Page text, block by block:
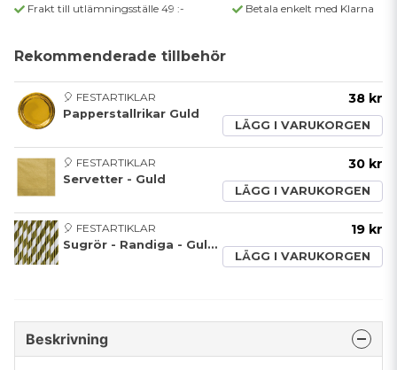
Frakt till utlämningsställe 49 :-
Betala enkelt med Klarna
Rekommenderade tillbehör
🎈 FESTARTIKLAR
Papperstallrikar Guld
38 kr
LÄGG I VARUKORGEN
🎈 FESTARTIKLAR
Servetter - Guld
30 kr
LÄGG I VARUKORGEN
🎈 FESTARTIKLAR
Sugrör - Randiga - Guldmetallic
19 kr
LÄGG I VARUKORGEN
Beskrivning